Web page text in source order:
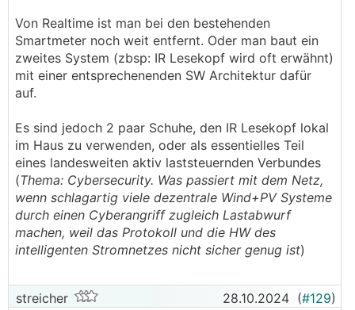
Von Realtime ist man bei den bestehenden
Smartmeter noch weit entfernt. Oder man baut ein
zweites System (zbsp: IR Lesekopf wird oft erwähnt)
mit einer entsprechenenden SW Architektur dafür
auf.
Es sind jedoch 2 paar Schuhe, den IR Lesekopf lokal
im Haus zu verwenden, oder als essentielles Teil
eines landesweiten aktiv laststeuernden Verbundes
(Thema: Cybersecurity. Was passiert mit dem Netz,
wenn schlagartig viele dezentrale Wind+PV Systeme
durch einen Cyberangriff zugleich Lastabwurf
machen, weil das Protokoll und die HW des
intelligenten Stromnetzes nicht sicher genug ist)
streicher 28.10.2024 (#129)